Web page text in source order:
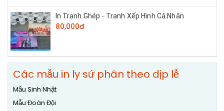
In Tranh Ghép - Tranh Xếp Hình Cá Nhân
80,000đ
Các mẫu in ly sứ phân theo dịp lễ
Mẫu Sinh Nhật
Mẫu Đoàn Đội